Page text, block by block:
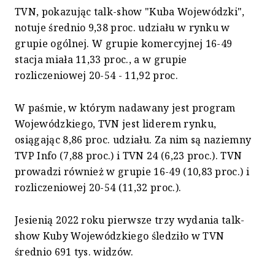
TVN, pokazując talk-show "Kuba Wojewódzki",
notuje średnio 9,38 proc. udziału w rynku w
grupie ogólnej. W grupie komercyjnej 16-49
stacja miała 11,33 proc., a w grupie
rozliczeniowej 20-54 - 11,92 proc.
W paśmie, w którym nadawany jest program
Wojewódzkiego, TVN jest liderem rynku,
osiągając 8,86 proc. udziału. Za nim są naziemny
TVP Info (7,88 proc.) i TVN 24 (6,23 proc.). TVN
prowadzi również w grupie 16-49 (10,83 proc.) i
rozliczeniowej 20-54 (11,32 proc.).
Jesienią 2022 roku pierwsze trzy wydania talk-
show Kuby Wojewódzkiego śledziło w TVN
średnio 691 tys. widzów.